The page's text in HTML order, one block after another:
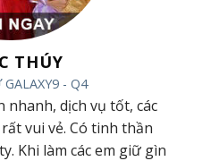
THÚY
- Q4
dịch vụ tốt, các
vui vẻ. Có tinh thần
Khi làm các em giữ gìn